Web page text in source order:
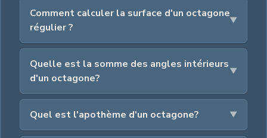
Comment calculer la surface d'un octagone
régulier ?
Quelle est la somme des angles intérieurs
d'un octagone?
Quel est l'apothème d'un octagone?